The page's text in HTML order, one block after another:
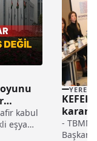
kabul
eşya
YEREL
karar
- TBMM